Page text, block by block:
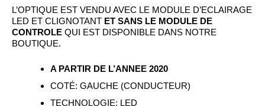
L’OPTIQUE EST VENDU AVEC LE MODULE D’ECLAIRAGE
LED ET CLIGNOTANT ET SANS LE MODULE DE
CONTROLE QUI EST DISPONIBLE DANS NOTRE
BOUTIQUE.
A PARTIR DE L’ANNEE 2020
COTÉ: GAUCHE (CONDUCTEUR)
TECHNOLOGIE: LED